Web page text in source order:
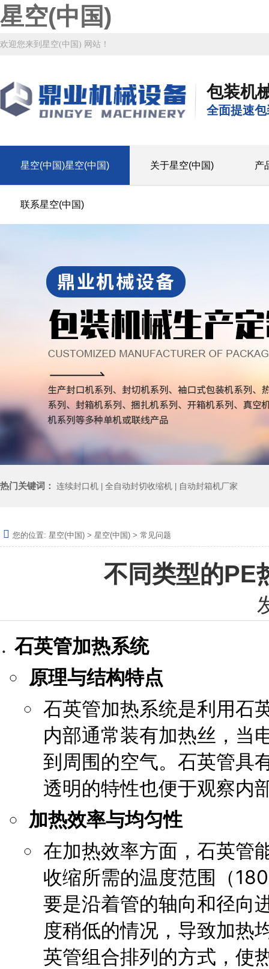
星空(中国)
欢迎您来到星空(中国) 网站！
包装机
全面提速
星空(中国)星空(中国) 关于星空(中国) 产
联系星空(中国)
热门关键词： 连续封口机 全自动封切收缩机 自动封箱机厂家
您的位置: 星空(中国) > 星空(中国) > 常见问题
不同类型的PE
石英管加热系统
原理与结构特点
石英管加热系统是利用石
内部通常装有加热丝，当
到周围的空气。石英管具
透明的特性也便于观察内
加热效率与均匀性
在加热效率方面，石英管
收缩所需的温度范围（
要是沿着管的轴向和径向
度稍低的情况，导致加热
英管组合排列的方式，使